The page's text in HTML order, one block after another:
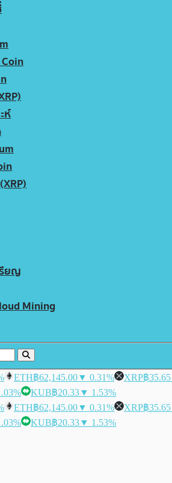
ห์
รียญ
Mining
ETH฿62,145.00▼ 0.31% XRP฿35.65
KUB฿20.33▼ 1.53%
ETH฿62,145.00▼ 0.31% XRP฿35.65
KUB฿20.33▼ 1.53%